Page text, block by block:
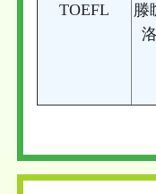
TOEFL
滕
洛